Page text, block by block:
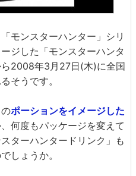
モンスターハンター」シリ
ジした「モンスターハンタ
2008年3月27日(木)に全国
そうです。
ポーションをイメージした
何度もパッケージを変えて
ターハンタードリンク」も
しょうか。